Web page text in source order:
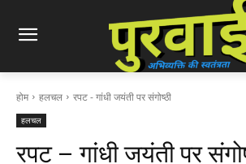
होम हलचल रपट - गांधी जयंती पर संगोष्ठी
हलचल
रपट – गांधी जयंती पर